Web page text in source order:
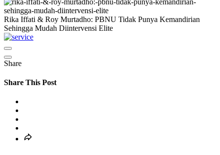
Rika Iffati & Roy Murtadho: PBNU Tidak Punya Kemandirian
Sehingga Mudah Diintervensi Elite
Share
Share This Post